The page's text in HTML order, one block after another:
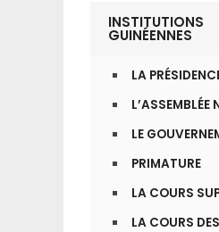
INSTITUTIONS
GUINÉENNES
LA
L’ASSEMBLÉE
LE
PRIMATURE
LA COURS
LA COURS